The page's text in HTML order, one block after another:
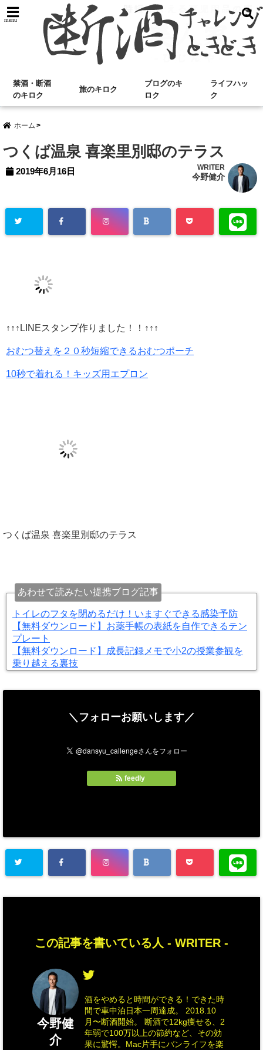
menu
禁酒・断酒
のキロク
旅のキロク
ブログのキ
ロク
ライフハッ
ク
ホーム
つくば温泉 喜楽里別邸のテラス
2019年6月16日 WRITER
今野健介
↑↑↑LINEスタンプ作りました！！↑↑↑
おむつ替えを２０秒短縮できるおむつポーチ
10秒で着れる！キッズ用エプロン
つくば温泉 喜楽里別邸のテラス
あわせて読みたい提携ブログ記事
トイレのフタを閉めるだけ！いますぐできる感染予防
【無料ダウンロード】お薬手帳の表紙を自作できるテン
プレート
【無料ダウンロード】成長記録メモで小2の授業参観を
乗り越える裏技
＼フォローお願いします／
feedly
この記事を書いている人 - WRITER -
今野健
介
酒をやめると時間ができる！できた時
間で車中泊日本一周達成。 2018.10
月〜断酒開始。 断酒で12kg痩せる、2
年弱で100万以上の節約など、その効
果に驚愕。Mac片手にバンライフを楽